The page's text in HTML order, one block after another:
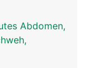
Abdomen,